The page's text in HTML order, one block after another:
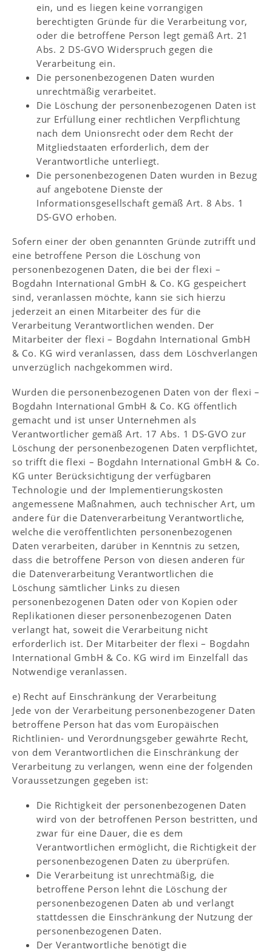
ein, und es liegen keine vorrangigen
berechtigten Gründe für die Verarbeitung vor,
oder die betroffene Person legt gemäß Art. 21
Abs. 2 DS-GVO Widerspruch gegen die
Verarbeitung ein.
Die personenbezogenen Daten wurden
unrechtmäßig verarbeitet.
Die Löschung der personenbezogenen Daten ist
zur Erfüllung einer rechtlichen Verpflichtung
nach dem Unionsrecht oder dem Recht der
Mitgliedstaaten erforderlich, dem der
Verantwortliche unterliegt.
Die personenbezogenen Daten wurden in Bezug
auf angebotene Dienste der
Informationsgesellschaft gemäß Art. 8 Abs. 1
DS-GVO erhoben.
Sofern einer der oben genannten Gründe zutrifft und
eine betroffene Person die Löschung von
personenbezogenen Daten, die bei der flexi –
Bogdahn International GmbH & Co. KG gespeichert
sind, veranlassen möchte, kann sie sich hierzu
jederzeit an einen Mitarbeiter des für die
Verarbeitung Verantwortlichen wenden. Der
Mitarbeiter der flexi – Bogdahn International GmbH
& Co. KG wird veranlassen, dass dem Löschverlangen
unverzüglich nachgekommen wird.
Wurden die personenbezogenen Daten von der flexi –
Bogdahn International GmbH & Co. KG öffentlich
gemacht und ist unser Unternehmen als
Verantwortlicher gemäß Art. 17 Abs. 1 DS-GVO zur
Löschung der personenbezogenen Daten verpflichtet,
so trifft die flexi – Bogdahn International GmbH & Co.
KG unter Berücksichtigung der verfügbaren
Technologie und der Implementierungskosten
angemessene Maßnahmen, auch technischer Art, um
andere für die Datenverarbeitung Verantwortliche,
welche die veröffentlichten personenbezogenen
Daten verarbeiten, darüber in Kenntnis zu setzen,
dass die betroffene Person von diesen anderen für
die Datenverarbeitung Verantwortlichen die
Löschung sämtlicher Links zu diesen
personenbezogenen Daten oder von Kopien oder
Replikationen dieser personenbezogenen Daten
verlangt hat, soweit die Verarbeitung nicht
erforderlich ist. Der Mitarbeiter der flexi – Bogdahn
International GmbH & Co. KG wird im Einzelfall das
Notwendige veranlassen.
e) Recht auf Einschränkung der Verarbeitung
Jede von der Verarbeitung personenbezogener Daten
betroffene Person hat das vom Europäischen
Richtlinien- und Verordnungsgeber gewährte Recht,
von dem Verantwortlichen die Einschränkung der
Verarbeitung zu verlangen, wenn eine der folgenden
Voraussetzungen gegeben ist:
Die Richtigkeit der personenbezogenen Daten
wird von der betroffenen Person bestritten, und
zwar für eine Dauer, die es dem
Verantwortlichen ermöglicht, die Richtigkeit der
personenbezogenen Daten zu überprüfen.
Die Verarbeitung ist unrechtmäßig, die
betroffene Person lehnt die Löschung der
personenbezogenen Daten ab und verlangt
stattdessen die Einschränkung der Nutzung der
personenbezogenen Daten.
Der Verantwortliche benötigt die